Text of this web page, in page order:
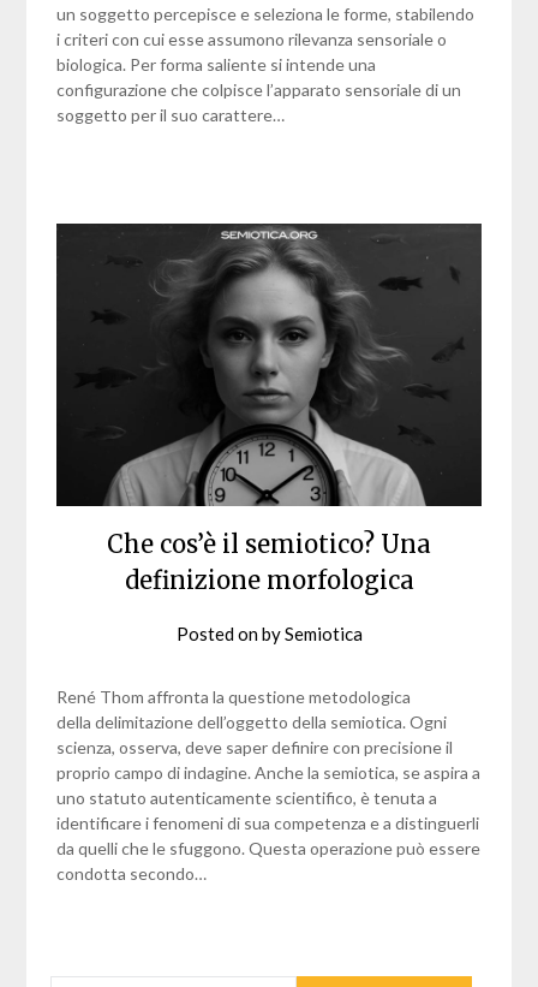
un soggetto percepisce e seleziona le forme, stabilendo
i criteri con cui esse assumono rilevanza sensoriale o
biologica. Per forma saliente si intende una
configurazione che colpisce l’apparato sensoriale di un
soggetto per il suo carattere…
Che cos’è il semiotico? Una
definizione morfologica
Posted onbySemiotica
René Thom affronta la questione metodologica
della delimitazione dell’oggetto della semiotica. Ogni
scienza, osserva, deve saper definire con precisione il
proprio campo di indagine. Anche la semiotica, se aspira a
uno statuto autenticamente scientifico, è tenuta a
identificare i fenomeni di sua competenza e a distinguerli
da quelli che le sfuggono. Questa operazione può essere
condotta secondo…